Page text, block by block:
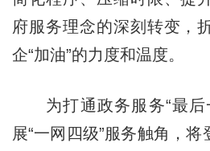
府服务理念的深刻转变，
企“加油”的力度和温度。
为打通政务服务“最后
展“一网四级”服务触角，